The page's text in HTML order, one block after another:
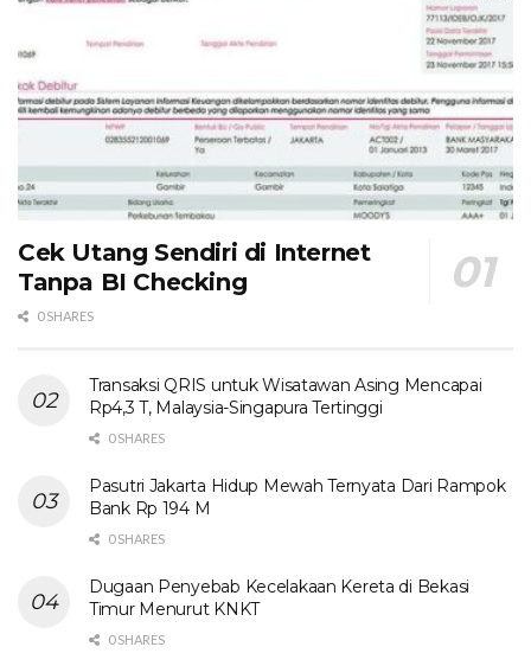
Cek Utang Sendiri di Internet
Tanpa BI Checking
0 SHARES
Transaksi QRIS untuk Wisatawan Asing Mencapai
Rp4,3 T, Malaysia-Singapura Tertinggi
0 SHARES
Pasutri Jakarta Hidup Mewah Ternyata Dari Rampok
Bank Rp 194 M
0 SHARES
Dugaan Penyebab Kecelakaan Kereta di Bekasi
Timur Menurut KNKT
0 SHARES